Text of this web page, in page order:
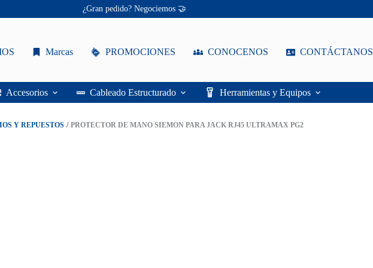
Ofertas únicas te esperan ✨
Marcas PROMOCIONES CONOCENOS CONTÁCTANOS
Accesorios Cableado Estructurado Herramientas y Equipos
Y REPUESTOS / PROTECTOR DE MANO SIEMON PARA JACK RJ45 ULTRAMAX PG2